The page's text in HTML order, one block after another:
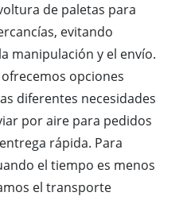
de paletas para
evitando
manipulación y el envío.
opciones
diferentes necesidades
por aire para pedidos
rápida. Para
el tiempo es menos
el transporte